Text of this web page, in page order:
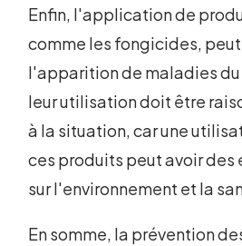
Enfin, l'application de
comme les fongicides,
l'apparition de maladies
leur utilisation doit être
à la situation, car une
ces produits peut avoir des
sur l'environnement et la
En somme, la prévention